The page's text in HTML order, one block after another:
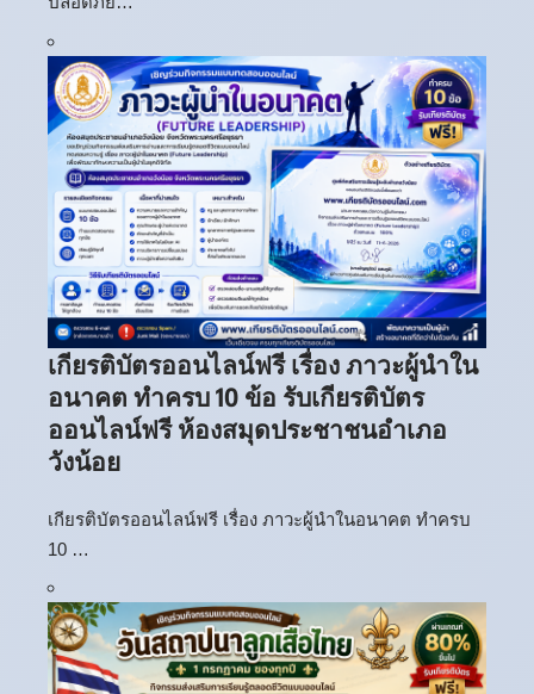
เกียรติบัตรออนไลน์ฟรี เรื่อง ภาวะผู้นำใน
อนาคต ทำครบ 10 ข้อ รับเกียรติบัตร
ออนไลน์ฟรี ห้องสมุดประชาชนอำเภอ
วังน้อย
เกียรติบัตรออนไลน์ฟรี เรื่อง ภาวะผู้นำในอนาคต ทำครบ
10 …